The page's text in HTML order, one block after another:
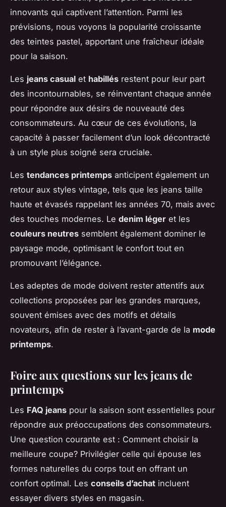
innovants qui captivent l’attention. Parmi les
prévisions, nous voyons la popularité croissante
des teintes pastel, apportant une fraîcheur idéale
pour la saison.
Les jeans casual et habillés restent pour leur part
des incontournables, se réinventant chaque année
pour répondre aux désirs de nouveauté des
consommateurs. Au cœur de ces évolutions, la
capacité à passer facilement d’un look décontracté
à un style plus soigné sera cruciale.
Les tendances printemps anticipent également un
retour aux styles vintage, tels que les jeans taille
haute et évasés rappelant les années 70, mais avec
des touches modernes. Le denim léger et les
couleurs neutres semblent également dominer le
paysage mode, optimisant le confort tout en
promouvant l’élégance.
Les adeptes de mode doivent rester attentifs aux
collections proposées par les grandes marques,
souvent émises avec des motifs et détails
novateurs, afin de rester à l’avant-garde de la mode
printemps.
Foire aux questions sur les jeans de
printemps
Les FAQ jeans pour la saison sont essentielles pour
répondre aux préoccupations des consommateurs.
Une question courante est : Comment choisir la
meilleure coupe? Privilégier celle qui épouse les
formes naturelles du corps tout en offrant un
confort optimal. Les conseils d’achat incluent
essayer divers styles en magasin.